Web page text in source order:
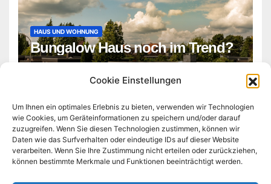
Cookie Einstellungen
Um Ihnen ein optimales Erlebnis zu bieten, verwenden wir Technologien
wie Cookies, um Geräteinformationen zu speichern und/oder darauf
zuzugreifen. Wenn Sie diesen Technologien zustimmen, können wir
Daten wie das Surfverhalten oder eindeutige IDs auf dieser Website
verarbeiten. Wenn Sie Ihre Zustimmung nicht erteilen oder zurückziehen,
können bestimmte Merkmale und Funktionen beeinträchtigt werden.
HAUS UND WOHNUNG
Bungalow Haus noch im Trend?
technologie-business-tag.de